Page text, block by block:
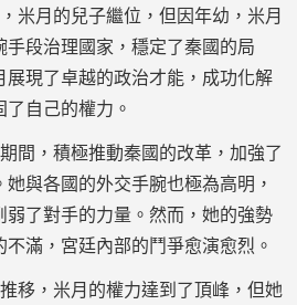
米月的兒子繼位，但因年幼，米月
手段治理國家，穩定了秦國的局
展現了卓越的政治才能，成功化解
自己的權力。
間，積極推動秦國的改革，加強了
與各國的外交手腕也極為高明，
弱了對手的力量。然而，她的強勢
滿，宮廷內部的鬥爭愈演愈烈。
移，米月的權力達到了頂峰，但她